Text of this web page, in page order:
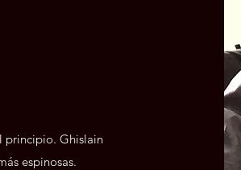
principio. Ghislain
espinosas.